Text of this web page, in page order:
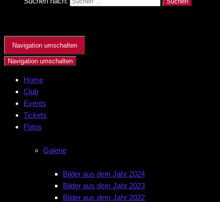
Navigation umschalten
Navigation umschalten
Home
Club
Events
Tickets
Fotos
Galerie
Bilder aus dem Jahr 2024
Bilder aus dem Jahr 2023
Bilder aus dem Jahr 2022